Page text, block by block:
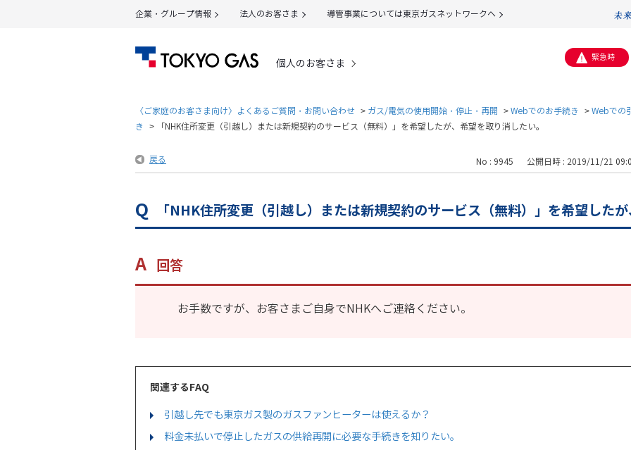
企業・グループ情報 法人のお客さま 導管事業については東京ガスネットワークへ
個人のお客さま 緊急時
〈ご家庭のお客さま向け〉よくあるご質問・お問い合わせ > ガス/電気の使用開始・停止・再開 >Webでのお手続き >Webでの
き > 「NHK住所変更（引越し）または新規契約のサービス（無料）」を希望したが、希望を取り消したい。
戻る No : 9945 公開日時 : 2019/11/21
「NHK住所変更（引越し）または新規契約のサービス（無料）」を希望した
回答
お手数ですが、お客さまご自身でNHKへご連絡ください。
関連するFAQ
引越し先でも東京ガス製のガスファンヒーターは使えるか？
料金未払いで停止したガスの供給再開に必要な手続きを知りたい。